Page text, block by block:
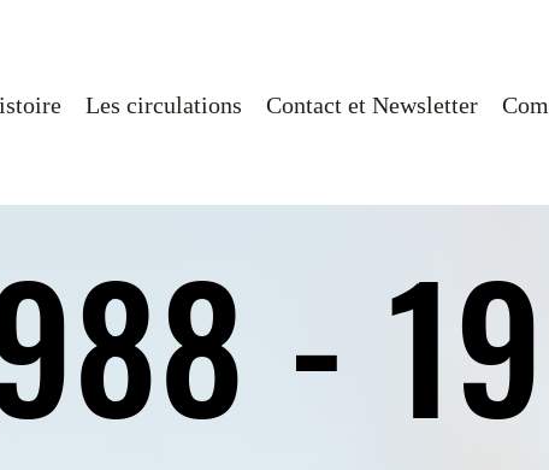
Les circulations Contact et Newsletter
-
-